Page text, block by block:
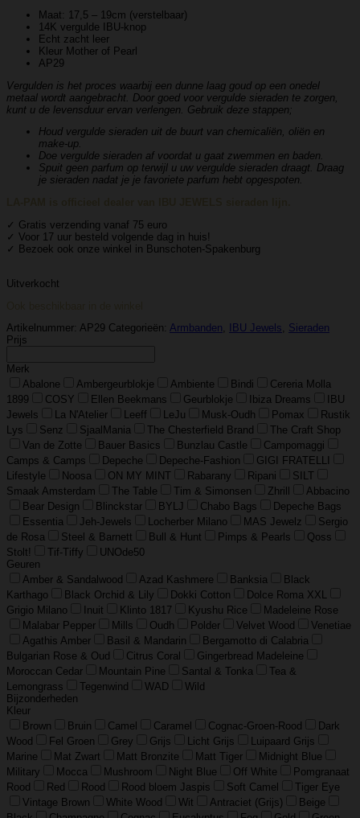
Maat: 17,5 – 19cm (verstelbaar)
14K vergulde IBU-knop
Echt zacht leer
Kleur Mother of Pearl
AP29
Vergulden is het proces waarbij een dunne laag goud op een onedel
metaal wordt aangebracht. Door goed voor vergulde sieraden te zorgen,
kunt u de levensduur ervan verlengen. Gebruik deze stappen;
Houd vergulde sieraden uit de buurt van chemicaliën, oliën en
make-up.
Doe vergulde sieraden af ​​voordat u gaat zwemmen en baden.
Spuit geen parfum op terwijl u uw vergulde sieraden draagt. Draag
je sieraden nadat je je favoriete parfum hebt opgespoten.
✓ Gratis verzending vanaf 75 euro
✓ Voor 17 uur besteld volgende dag in huis!
✓ Bezoek ook onze winkel in Bunschoten-Spakenburg
Uitverkocht
Artikelnummer: AP29 Categorieën: Armbanden, IBU Jewels, Sieraden
Prijs
Merk
Abalone
Ambergeurblokje Ambiente Bindi
Cereria Molla
1899
COSY Ellen Beekmans Geurblokje Ibiza Dreams
IBU
Jewels
La N'Atelier Leeff LeJu Musk-Oudh Pomax
Rustik
Lys
Senz SjaalMania The Chesterfield Brand
The Craft Shop
Van de Zotte
Bauer Basics Bunzlau Castle
Campomaggi
Camps & Camps
Depeche Depeche-Fashion
GIGI FRATELLI
Lifestyle
Noosa ON MY MINT Rabarany Ripani
SILT
Smaak Amsterdam
The Table Tim & Simonsen Zhrill
Abbacino
Bear Design
Blinckstar BYLJ Chabo Bags
Depeche Bags
Essentia
Jeh-Jewels Locherber Milano MAS Jewelz
Sergio
de Rosa
Steel & Barnett Bull & Hunt Pimps & Pearls
Qoss
Stolt!
Tif-Tiffy
UNOde50
Geuren
Amber & Sandalwood
Azad Kashmere Banksia
Black
Karthago
Black Orchid & Lily Dokki Cotton
Dolce Roma XXL
Grigio Milano
Inuit Klinto 1817 Kyushu Rice
Madeleine Rose
Malabar Pepper
Mills Oudh Polder Velvet Wood
Venetiae
Agathis Amber
Basil & Mandarin
Bergamotto di Calabria
Bulgarian Rose & Oud
Citrus Coral
Gingerbread Madeleine
Moroccan Cedar
Mountain Pine Santal & Tonka
Tea &
Lemongrass
Tegenwind WAD
Wild
Bijzonderheden
Kleur
Brown
Bruin Camel Caramel Cognac-Groen-Rood
Dark
Wood
Fel Groen Grey Grijs Licht Grijs
Luipaard Grijs
Marine
Mat Zwart Matt Bronzite Matt Tiger
Midnight Blue
Military
Mocca Mushroom Night Blue Off White
Pomgranaat
Rood
Red Rood Rood bloem Jaspis Soft Camel
Tiger Eye
Vintage Brown
White Wood Wit Antraciet (Grijs)
Beige